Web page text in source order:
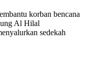
korban bencana
Al Hilal
sedekah